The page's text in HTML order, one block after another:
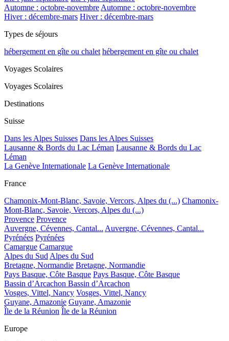
Automne : octobre-novembreAutomne : octobre-novembre
Hiver : décembre-mars Hiver : décembre-mars
Types de séjours
hébergement en gîte ou chalet hébergement en gîte ou chalet
Voyages Scolaires
Voyages Scolaires
Destinations
Suisse
Dans les Alpes Suisses Dans les Alpes Suisses
Lausanne & Bords du Lac Léman Lausanne & Bords du Lac
Léman
La Genève Internationale La Genève Internationale
France
Chamonix-Mont-Blanc, Savoie, Vercors, Alpes du (...) Chamonix-
Mont-Blanc, Savoie, Vercors, Alpes du (...)
Provence Provence
Auvergne, Cévennes, Cantal... Auvergne, Cévennes, Cantal...
Pyrénées Pyrénées
Camargue Camargue
Alpes du SudAlpes du Sud
Bretagne, Normandie Bretagne, Normandie
Pays Basque, Côte Basque Pays Basque, Côte Basque
Bassin d’Arcachon Bassin d’Arcachon
Vosges, Vittel, Nancy Vosges, Vittel, Nancy
Guyane, Amazonie Guyane, Amazonie
Île de la Réunion Île de la Réunion
Europe